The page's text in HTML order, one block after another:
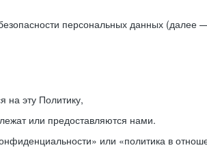
персональных данных
на эту Политику,
или предоставляются нами.
или «политика в